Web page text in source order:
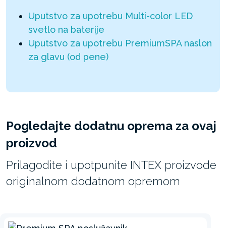
Uputstvo za upotrebu Multi-color LED
svetlo na baterije
Uputstvo za upotrebu PremiumSPA naslon
za glavu (od pene)
Pogledajte dodatnu oprema za ovaj
proizvod
Prilagodite i upotpunite INTEX proizvode
originalnom dodatnom opremom